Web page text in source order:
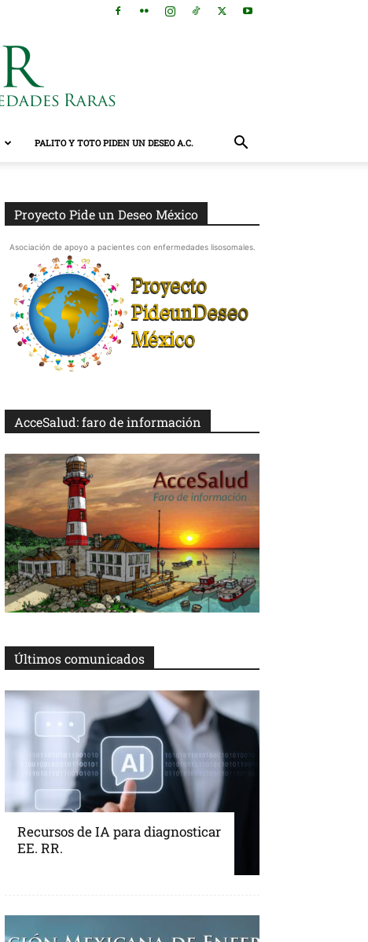
PALITO Y TOTO PIDEN UN DESEO A.C.
Proyecto Pide un Deseo México
Asociación de apoyo a pacientes con enfermedades lisosomales.
AcceSalud: faro de información
Últimos comunicados
Recursos de IA para diagnosticar
EE. RR.